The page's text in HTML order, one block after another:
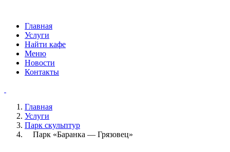
Главная
Услуги
Найти кафе
Меню
Новости
Контакты
Главная
Услуги
Парк скульптур
Парк «Баранка — Грязовец»